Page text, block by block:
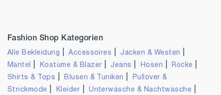
Fashion Shop Kategorien
Alle Bekleidung |Accessoires Jacken & Westen
Mäntel Kostüme & Blazer Jeans Hosen Röcke
Shirts & Tops Blusen & Tuniken
Pullover &
Strickmode
Kleider |Unterwäsche & Nachtwäsche